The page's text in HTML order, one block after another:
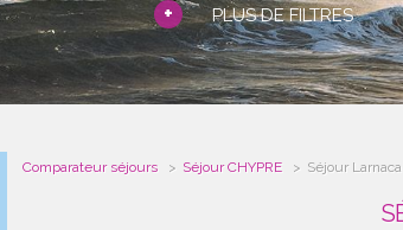
+ PLUS DE FILTRES
Comparateur séjours Séjour CHYPRE Séjour Larnaca